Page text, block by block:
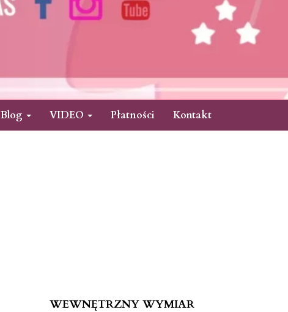
Blog VIDEO Płatności Kontakt
WEWNĘTRZNY WYMIAR